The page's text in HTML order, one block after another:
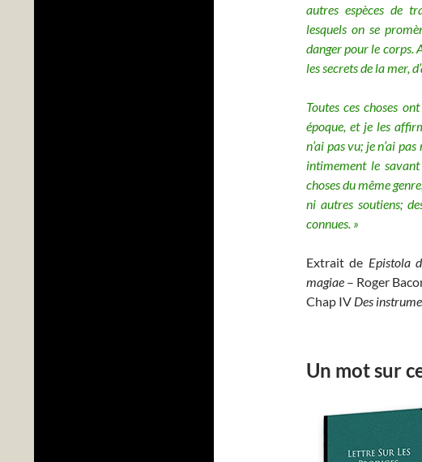
autres espèces de
lesquels on se
danger pour le corps.
les secrets de la mer,
Toutes ces choses
époque, et je les
n’ai pas vu; je n’ai
intimement le
choses du même
ni autres soutiens;
connues. »
Extrait de Epistola
magiae – Roger
Chap IV Des
Un mot sur